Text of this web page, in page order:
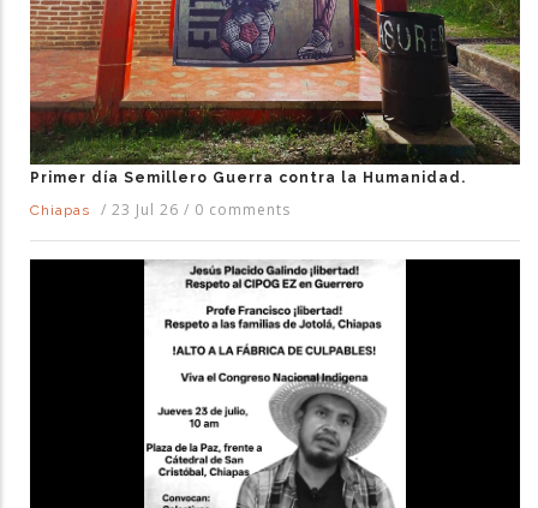
Primer día Semillero Guerra contra la Humanidad.
Chiapas
/ 23 Jul 26 / 0 comments